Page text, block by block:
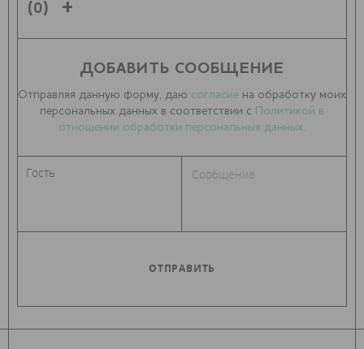
(0)
ДОБАВИТЬ СООБЩЕНИЕ
Отправляя данную форму, даю согласие на обработку моих
персональных данных в соответствии с Политикой в
отношении обработки персональных данных.